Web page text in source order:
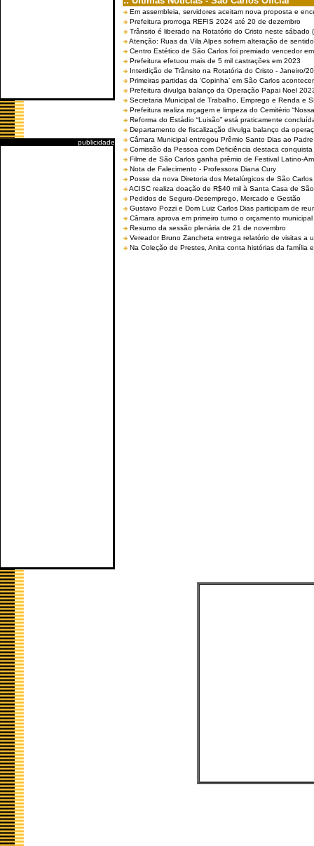
publicidade
Em assembleia, servidores aceitam nova proposta e
Prefeitura prorroga REFIS 2024 até 20 de dezembro
Trânsito é liberado na Rotatório do Cristo neste sábado
Atenção: Ruas da Vila Alpes sofrem alteração de
Centro Estético de São Carlos foi premiado vencedor
Prefeitura efetuou mais de 5 mil castrações em 2023
Interdição de Trânsito na Rotatória do Cristo - Janeiro/
Primeiras partidas da ‘Copinha’ em São Carlos
Prefeitura divulga balanço da Operação Papai Noel
Secretaria Municipal de Trabalho, Emprego e Renda e
Prefeitura realiza roçagem e limpeza do Cemitério
Reforma do Estádio “Luisão” está praticamente
Departamento de fiscalização divulga balanço da
Câmara Municipal entregou Prêmio Santo Dias ao
Comissão da Pessoa com Deficiência destaca
Filme de São Carlos ganha prêmio de Festival Latino-
Nota de Falecimento - Professora Diana Cury
Posse da nova Diretoria dos Metalúrgicos de São
ACISC realiza doação de R$40 mil à Santa Casa de
Pedidos de Seguro-Desemprego, Mercado e Gestão
Gustavo Pozzi e Dom Luiz Carlos Dias participam de
Câmara aprova em primeiro turno o orçamento
Resumo da sessão plenária de 21 de novembro
Vereador Bruno Zancheta entrega relatório de visitas a
Na Coleção de Prestes, Anita conta histórias da família